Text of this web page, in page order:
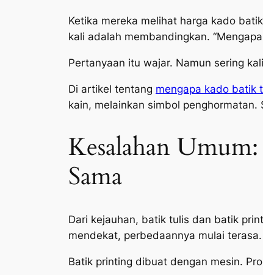
Ketika mereka melihat harga kado
kali adalah membandingkan.
Pertanyaan itu wajar. Namun sering
Di artikel tentang mengapa kado batik
kain, melainkan simbol
Kesalahan
Sama
Dari kejauhan, batik tulis dan batik
mendekat, perbedaannya mulai terasa.
Batik printing dibuat dengan mesin.